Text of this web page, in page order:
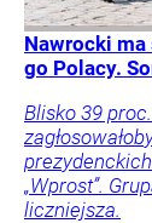
Nawrocki ma
go Polacy.
Blisko 39
„Wprost”.
liczniejsza.